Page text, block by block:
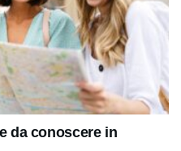
da conoscere in